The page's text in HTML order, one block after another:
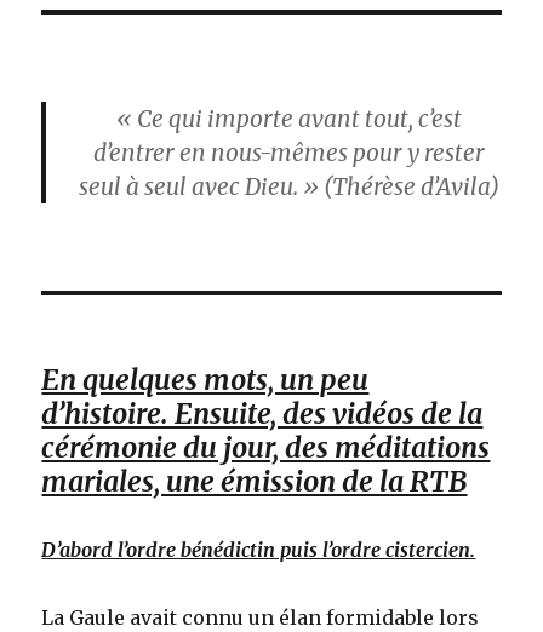
« Ce qui importe avant tout, c’est
d’entrer en nous-mêmes pour y rester
seul à seul avec Dieu. » (Thérèse d’Avila)
En quelques mots, un peu
d’histoire. Ensuite, des vidéos de la
cérémonie du jour, des méditations
mariales, une émission de la RTB
D’abord l’ordre bénédictin puis l’ordre cistercien.
La Gaule avait connu un élan formidable lors